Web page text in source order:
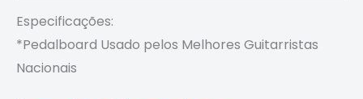
Especificações:
*Pedalboard Usado pelos Melhores Guitarristas
Nacionais